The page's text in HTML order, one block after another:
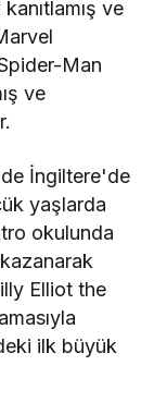
ve
Man
ve
İngiltere'de
yaşlarda
okulunda
Elliot the
ilk büyük